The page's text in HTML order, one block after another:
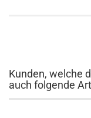
Kunden, welche
auch folgende